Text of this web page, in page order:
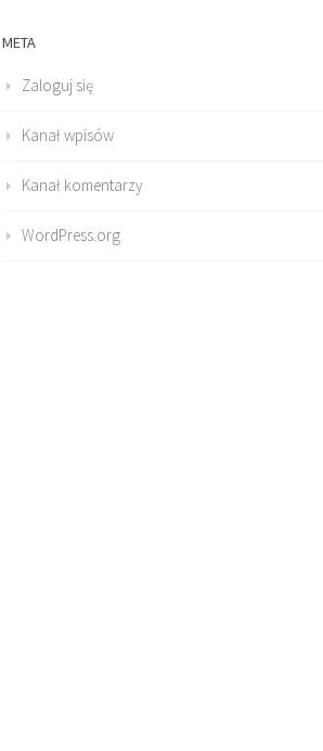
META
Zaloguj się
Kanał wpisów
Kanał komentarzy
WordPress.org